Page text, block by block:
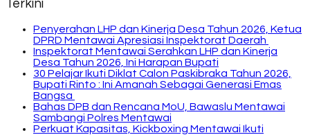
Terkini
Penyerahan LHP dan Kinerja Desa Tahun 2026, Ketua
DPRD Mentawai Apresiasi Inspektorat Daerah
Inspektorat Mentawai Serahkan LHP dan Kinerja
Desa Tahun 2026, Ini Harapan Bupati
30 Pelajar Ikuti Diklat Calon Paskibraka Tahun 2026,
Bupati Rinto : Ini Amanah Sebagai Generasi Emas
Bangsa
Bahas DPB dan Rencana MoU, Bawaslu Mentawai
Sambangi Polres Mentawai
Perkuat Kapasitas, Kickboxing Mentawai Ikuti